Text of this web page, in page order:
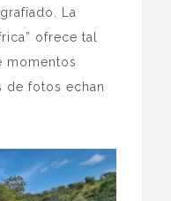
La
ofrece tal
momentos
de fotos echan